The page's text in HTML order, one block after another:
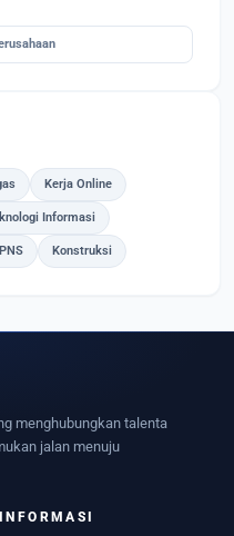
Kerja Online
Informasi
Konstruksi
menghubungkan talenta
jalan menuju
INFORMASI